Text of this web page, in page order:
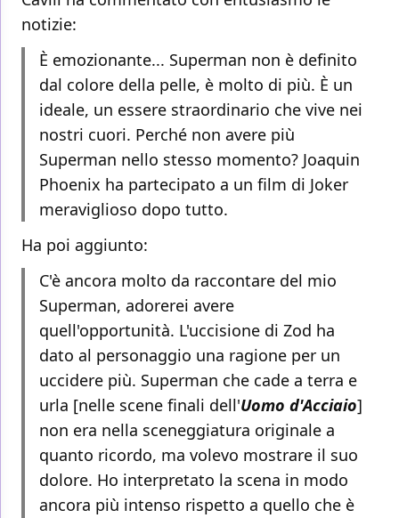
notizie:
È emozionante... Superman non è definito
dal colore della pelle, è molto di più. È un
ideale, un essere straordinario che vive nei
nostri cuori. Perché non avere più
Superman nello stesso momento? Joaquin
Phoenix ha partecipato a un film di Joker
meraviglioso dopo tutto.
Ha poi aggiunto:
C'è ancora molto da raccontare del mio
Superman, adorerei avere
quell'opportunità. L'uccisione di Zod ha
dato al personaggio una ragione per un
uccidere più. Superman che cade a terra e
urla [nelle scene finali dell'Uomo d'Acciaio]
non era nella sceneggiatura originale a
quanto ricordo, ma volevo mostrare il suo
dolore. Ho interpretato la scena in modo
ancora più intenso rispetto a quello che è